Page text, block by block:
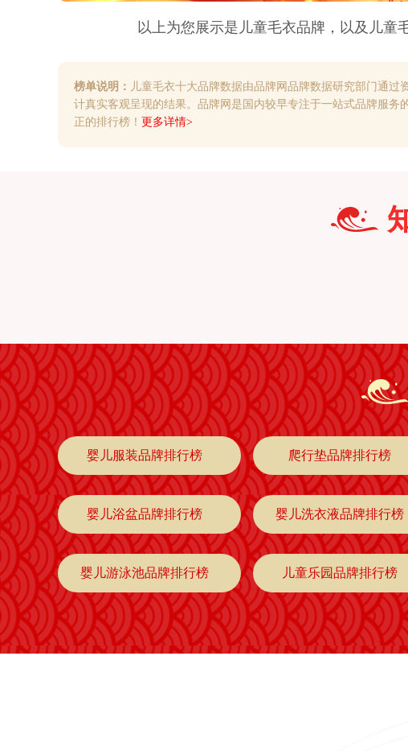
以上为您展示是 儿童毛衣品牌，以及 儿童
榜单说明： 儿童毛衣十大品牌数据由品牌网品牌数据研究部门通
计真实客观呈现的结果。品牌网是国内较早专注于一站式品牌服
正的排行榜！ 更多详情>
婴儿服装品牌排行榜 爬行垫品牌排行榜
婴儿浴盆品牌排行榜 婴儿洗衣液品牌排行榜
婴儿游泳池品牌排行榜 儿童乐园品牌排行榜
婴儿鞋品牌排行榜 儿童凉鞋品牌排行榜